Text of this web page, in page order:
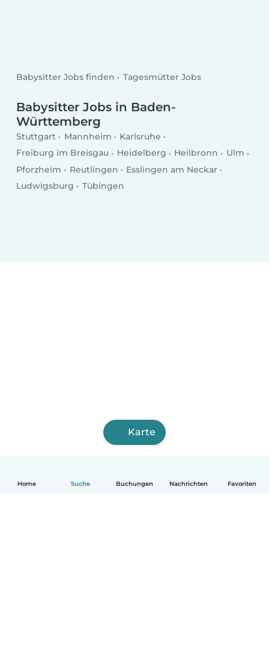
Home Suche Buchungen Nachrichten Favoriten
Babysitter Jobs finden Tagesmütter Jobs
Babysitter Jobs in Baden-
Württemberg
Stuttgart Mannheim
Karlsruhe
Freiburg im Breisgau
Heidelberg Heilbronn
Ulm
Pforzheim
Reutlingen
Esslingen am Neckar
Ludwigsburg
Tübingen
Karte